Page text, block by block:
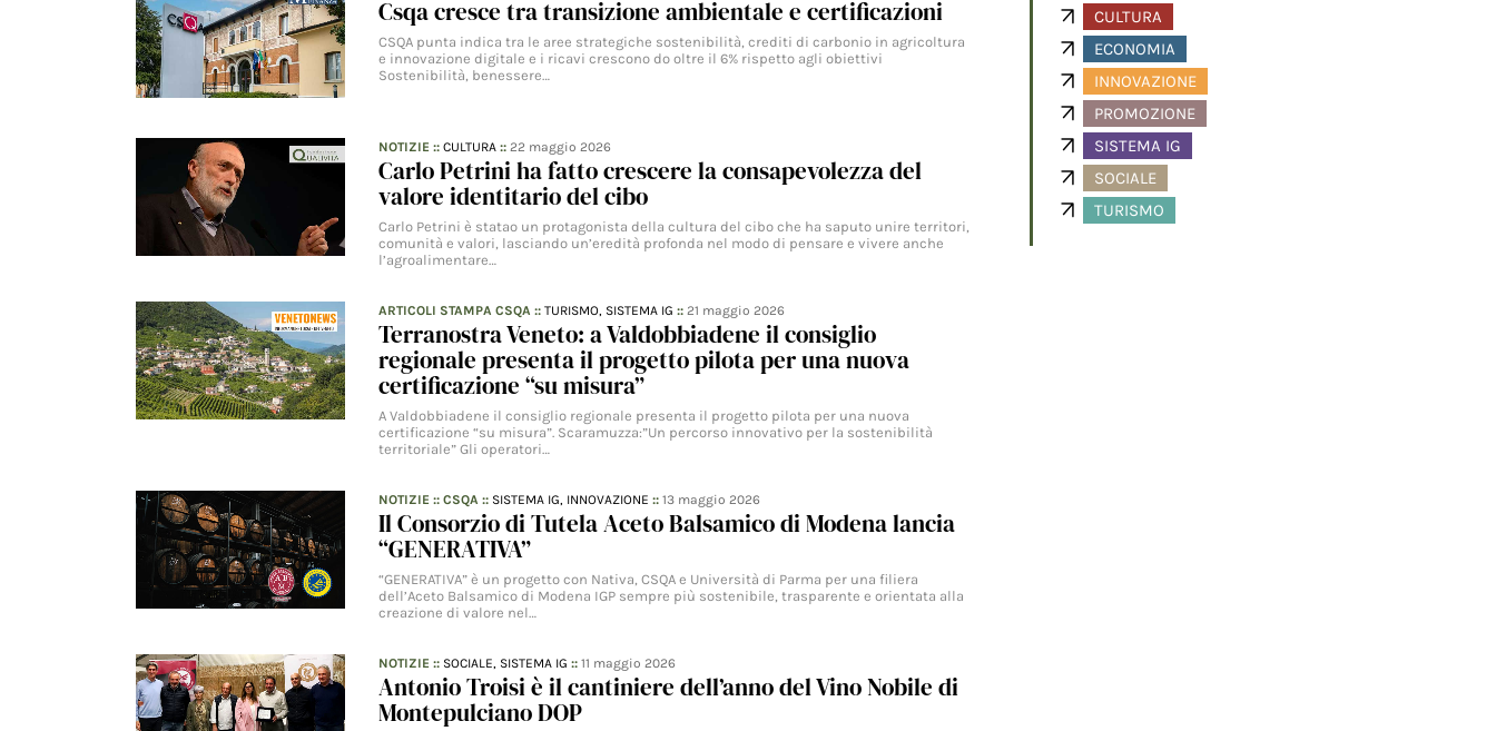
Csqa cresce tra transizione ambientale e certificazioni
CSQA punta indica tra le aree strategiche sostenibilità, crediti di carbonio in agricoltura
e innovazione digitale e i ricavi crescono do oltre il 6% rispetto agli obiettivi
Sostenibilità, benessere…
NOTIZIE ::CULTURA ::22 maggio 2026
Carlo Petrini ha fatto crescere la consapevolezza del
valore identitario del cibo
Carlo Petrini è statao un protagonista della cultura del cibo che ha saputo unire territori,
comunità e valori, lasciando un’eredità profonda nel modo di pensare e vivere anche
l’agroalimentare…
ARTICOLI STAMPA CSQA ::TURISMO, SISTEMA IG ::21 maggio 2026
Terranostra Veneto: a Valdobbiadene il consiglio
regionale presenta il progetto pilota per una nuova
certificazione “su misura”
A Valdobbiadene il consiglio regionale presenta il progetto pilota per una nuova
certificazione “su misura”. Scaramuzza:”Un percorso innovativo per la sostenibilità
territoriale” Gli operatori…
NOTIZIE ::CSQA :: SISTEMA IG, INNOVAZIONE ::13 maggio 2026
Il Consorzio di Tutela Aceto Balsamico di Modena lancia
“GENERATIVA”
“GENERATIVA” è un progetto con Nativa, CSQA e Università di Parma per una filiera
dell’Aceto Balsamico di Modena IGP sempre più sostenibile, trasparente e orientata alla
creazione di valore nel…
NOTIZIE :: SOCIALE, SISTEMA IG ::11 maggio 2026
Antonio Troisi è il cantiniere dell’anno del Vino Nobile di
Montepulciano DOP
CULTURA
ECONOMIA
INNOVAZIONE
PROMOZIONE
SISTEMA IG
SOCIALE
TURISMO